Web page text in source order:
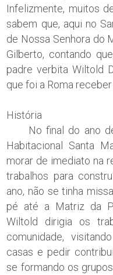
Infelizmente, muitos
sabem que, aqui no
de Nossa Senhora do
Gilberto, contando
padre verbita Wiltold
que foi a Roma
História
No final do ano de
Habitacional Santa
morar de imediato na
trabalhos para
ano, não se tinha
pé até a Matriz da
Wiltold dirigia os
comunidade,
casas e pedir
se formando os